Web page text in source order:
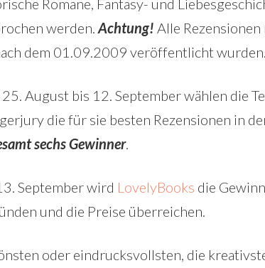
Romane, Fantasy- und
werden. Achtung! Alle
dem 01.09.2009 veröffentlicht wurden.
August bis 12. September wählen die
die für sie besten Rezensionen in
sechs Gewinner.
September wird LovelyBooks die
und die Preise überreichen.
oder eindrucksvollsten, die